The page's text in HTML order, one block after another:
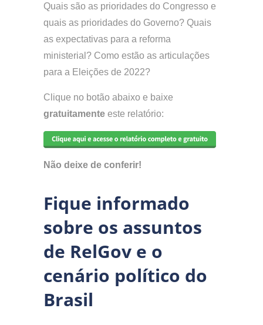
Quais são as prioridades do Congresso e
quais as prioridades do Governo? Quais
as expectativas para a reforma
ministerial? Como estão as articulações
para a Eleições de 2022?
Clique no botão abaixo e baixe
gratuitamente este relatório:
Não deixe de conferir!
Fique informado
sobre os assuntos
de RelGov e o
cenário político do
Brasil